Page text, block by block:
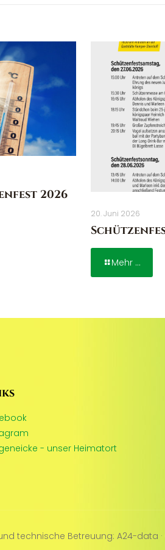
2026
20. Juni 2026
Mehr ...
- unser Heimatort
technische Betreuung: A24-data ·